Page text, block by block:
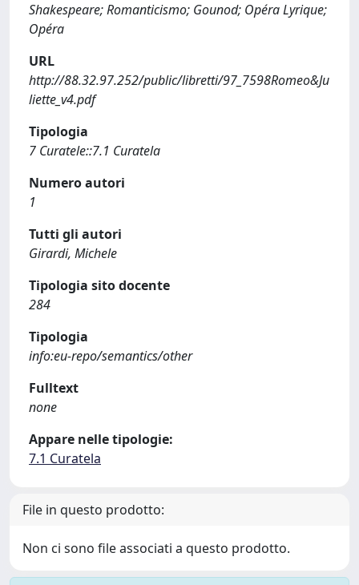
Shakespeare; Romanticismo; Gounod; Opéra Lyrique;
Opéra
URL
http://88.32.97.252/public/libretti/97_7598Romeo&Ju
liette_v4.pdf
Tipologia
7 Curatele::7.1 Curatela
Numero autori
1
Tutti gli autori
Girardi, Michele
Tipologia sito docente
284
Tipologia
info:eu-repo/semantics/other
Fulltext
none
Appare nelle tipologie:
7.1 Curatela
File in questo prodotto:
Non ci sono file associati a questo prodotto.